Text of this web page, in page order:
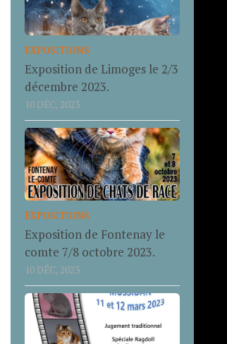
EXPOSITIONS
Exposition de Limoges le 2/3
décembre 2023.
10 DÉC, 2023
EXPOSITIONS
Exposition de Fontenay le
comte 7/8 octobre 2023.
10 DÉC, 2023